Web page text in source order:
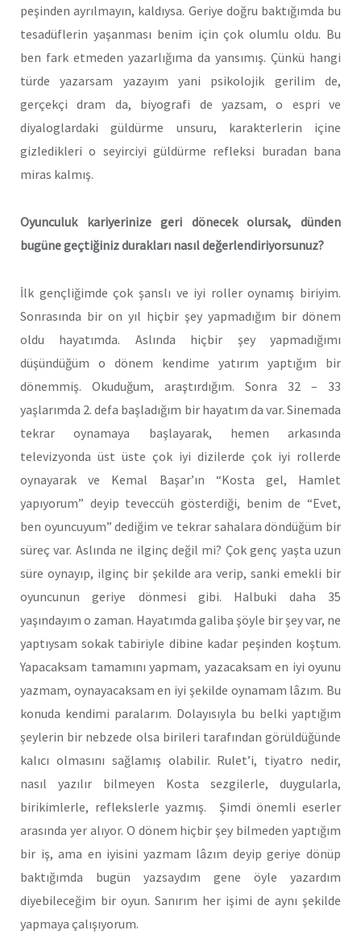
peşinden ayrılmayın, kaldıysa. Geriye doğru baktığımda bu
tesadüflerin yaşanması benim için çok olumlu oldu. Bu
ben fark etmeden yazarlığıma da yansımış. Çünkü hangi
türde yazarsam yazayım yani psikolojik gerilim de,
gerçekçi dram da, biyografi de yazsam, o espri ve
diyaloglardaki güldürme unsuru, karakterlerin içine
gizledikleri o seyirciyi güldürme refleksi buradan bana
miras kalmış.
Oyunculuk kariyerinize geri dönecek olursak, dünden
bugüne geçtiğiniz durakları nasıl değerlendiriyorsunuz?
İlk gençliğimde çok şanslı ve iyi roller oynamış biriyim.
Sonrasında bir on yıl hiçbir şey yapmadığım bir dönem
oldu hayatımda. Aslında hiçbir şey yapmadığımı
düşündüğüm o dönem kendime yatırım yaptığım bir
dönemmiş. Okuduğum, araştırdığım. Sonra 32 – 33
yaşlarımda 2. defa başladığım bir hayatım da var. Sinemada
tekrar oynamaya başlayarak, hemen arkasında
televizyonda üst üste çok iyi dizilerde çok iyi rollerde
oynayarak ve Kemal Başar’ın “Kosta gel, Hamlet
yapıyorum” deyip teveccüh gösterdiği, benim de “Evet,
ben oyuncuyum” dediğim ve tekrar sahalara döndüğüm bir
süreç var. Aslında ne ilginç değil mi? Çok genç yaşta uzun
süre oynayıp, ilginç bir şekilde ara verip, sanki emekli bir
oyuncunun geriye dönmesi gibi. Halbuki daha 35
yaşındayım o zaman. Hayatımda galiba şöyle bir şey var, ne
yaptıysam sokak tabiriyle dibine kadar peşinden koştum.
Yapacaksam tamamını yapmam, yazacaksam en iyi oyunu
yazmam, oynayacaksam en iyi şekilde oynamam lâzım. Bu
konuda kendimi paralarım. Dolayısıyla bu belki yaptığım
şeylerin bir nebzede olsa birileri tarafından görüldüğünde
kalıcı olmasını sağlamış olabilir. Rulet’i, tiyatro nedir,
nasıl yazılır bilmeyen Kosta sezgilerle, duygularla,
birikimlerle, reflekslerle yazmış.
Şimdi önemli eserler
arasında yer alıyor. O dönem hiçbir şey bilmeden yaptığım
bir iş, ama en iyisini yazmam lâzım deyip geriye dönüp
baktığımda bugün yazsaydım gene öyle yazardım
diyebileceğim bir oyun. Sanırım her işimi de aynı şekilde
yapmaya çalışıyorum.